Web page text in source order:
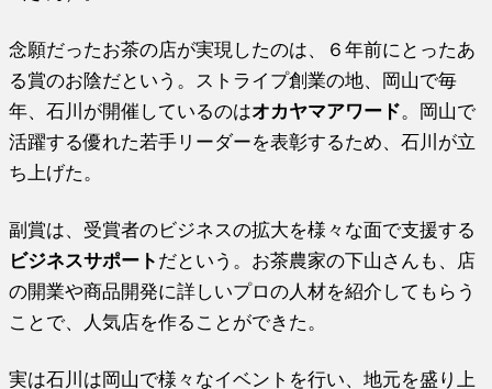
念願だったお茶の店が実現したのは、６年前にとったあ
る賞のお陰だという。ストライプ創業の地、岡山で毎
年、石川が開催しているのはオカヤマアワード。岡山で
活躍する優れた若手リーダーを表彰するため、石川が立
ち上げた。
副賞は、受賞者のビジネスの拡大を様々な面で支援する
ビジネスサポート だという。お茶農家の下山さんも、店
の開業や商品開発に詳しいプロの人材を紹介してもらう
ことで、人気店を作ることができた。
実は石川は岡山で様々なイベントを行い、地元を盛り上